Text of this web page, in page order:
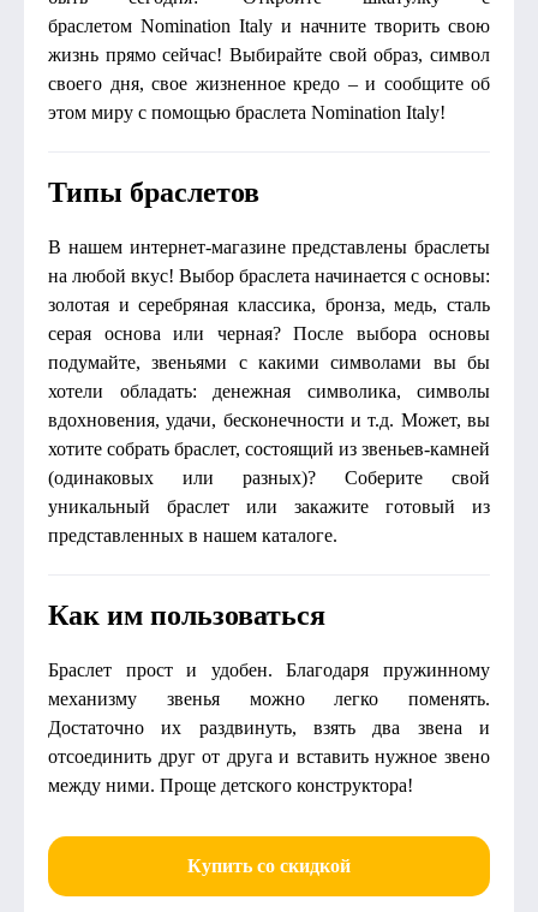
браслетом Nomination Italy и начните творить свою
жизнь прямо сейчас! Выбирайте свой образ, символ
своего дня, свое жизненное кредо – и сообщите об
этом миру с помощью браслета Nomination Italy!
Типы браслетов
В нашем интернет-магазине представлены браслеты
на любой вкус! Выбор браслета начинается с основы:
золотая и серебряная классика, бронза, медь, сталь
серая основа или черная? После выбора основы
подумайте, звеньями с какими символами вы бы
хотели обладать: денежная символика, символы
вдохновения, удачи, бесконечности и т.д. Может, вы
хотите собрать браслет, состоящий из звеньев-камней
(одинаковых или разных)? Соберите свой
уникальный браслет или закажите готовый из
представленных в нашем каталоге.
Как им пользоваться
Браслет прост и удобен. Благодаря пружинному
механизму звенья можно легко поменять.
Достаточно их раздвинуть, взять два звена и
отсоединить друг от друга и вставить нужное звено
между ними. Проще детского конструктора!
Купить со скидкой